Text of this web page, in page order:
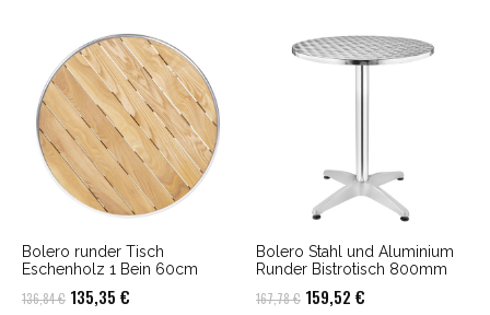
154,69 €
ist:
152,75 €.
223,71 €212,70 €.
Bolero runder Tisch
Eschenholz 1 Bein 60cm
136,84€ Ursprünglicher
135,35 €
Bolero Stahl und Aluminium
Runder Bistrotisch 800mm
167,78€ Ursprünglicher
159,52 €